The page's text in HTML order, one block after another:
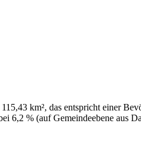
km², das entspricht einer
6,2 % (auf Gemeindeebene aus